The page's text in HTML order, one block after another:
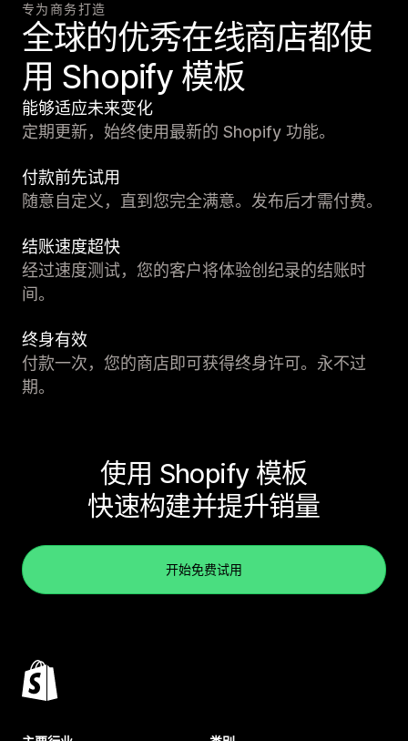
专为商务打造
全球的优秀在线商店都使
用 Shopify 模板
能够适应未来变化
定期更新，始终使用最新的 Shopify 功能。
付款前先试用
随意自定义，直到您完全满意。发布后才需付费。
结账速度超快
经过速度测试，您的客户将体验创纪录的结账时
间。
终身有效
付款一次，您的商店即可获得终身许可。永不过
期。
使用 Shopify 模板
快速构建并提升销量
开始免费试用